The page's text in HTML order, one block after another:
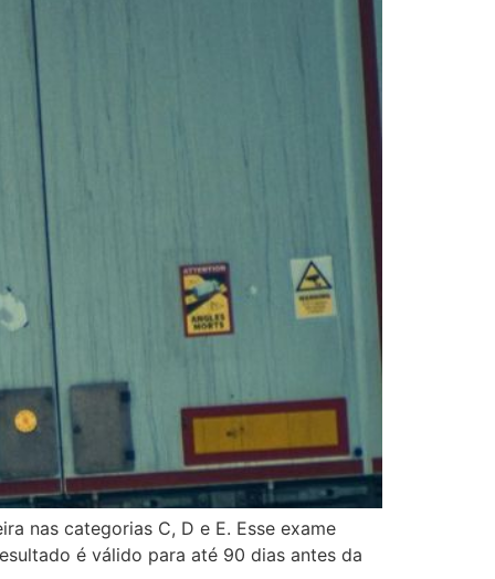
nas categorias C, D e E. Esse exame
é válido para até 90 dias antes da